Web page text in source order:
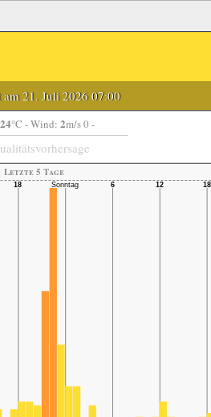
21. Juli 2026 07:00
24°C - Wind: 2m/s 0 -
Letzte 5 Tage